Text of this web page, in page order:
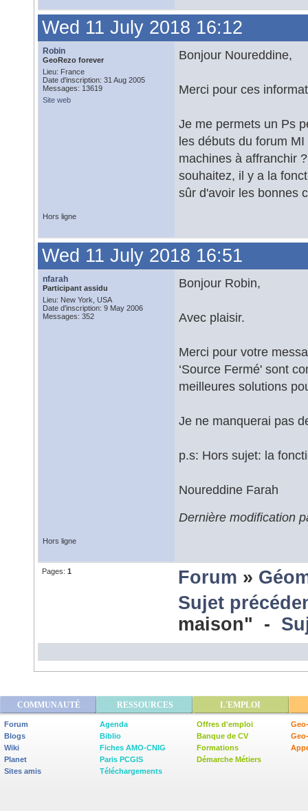
Wed 11 July 2018 16:12
Robin
GeoRezo forever
Lieu: France
Date d'inscription: 31 Aug 2005
Messages: 13619
Site web
Bonjour Noureddine,
Merci pour ces
Je me permets un Ps
les débuts du forum
machines à affranchir
souhaitez, il y a la
sûr d'avoir les bonnes
Hors ligne
Wed 11 July 2018 16:51
nfarah
Participant assidu
Lieu: New York, USA
Date d'inscription: 9 May 2006
Messages: 352
Bonjour Robin,
Avec plaisir.
Merci pour votre
‘Source Fermé' sont
meilleures solutions
Je ne manquerai pas
p.s: Hors sujet: la
Noureddine Farah
Dernière modification
Hors ligne
Pages: 1 Forum »
Sujet
maison" -
COMMUNAUTÉ RESSOURCES L'EMPLOI
Forum
Blogs
Wiki
Planet
Sites amis
Agenda
Biblio
Fiches AMO-CNIG
Paris PCGIS
Téléchargements
Offres d'emploi
Banque de CV
Formations
Démarche Métiers